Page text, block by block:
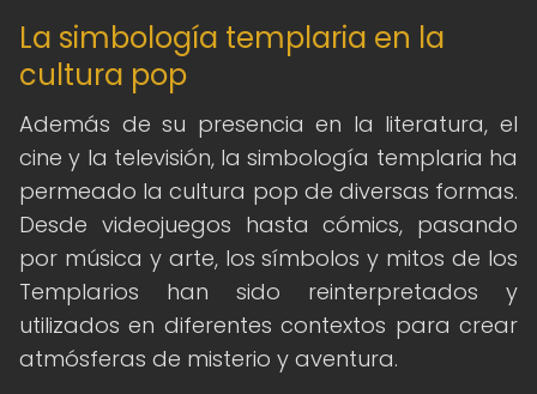
La simbología templaria en la
cultura pop
Además de su presencia en la literatura, el
cine y la televisión, la simbología templaria ha
permeado la cultura pop de diversas formas.
Desde videojuegos hasta cómics, pasando
por música y arte, los símbolos y mitos de los
Templarios han sido reinterpretados y
utilizados en diferentes contextos para crear
atmósferas de misterio y aventura.